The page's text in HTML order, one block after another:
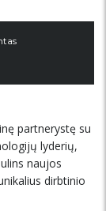
partnerystę su
lyderių,
naujos
dirbtinio